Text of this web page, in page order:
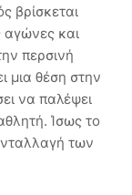
βρίσκεται
αγώνες και
περσινή
μια θέση στην
να παλέψει
Ίσως το
των